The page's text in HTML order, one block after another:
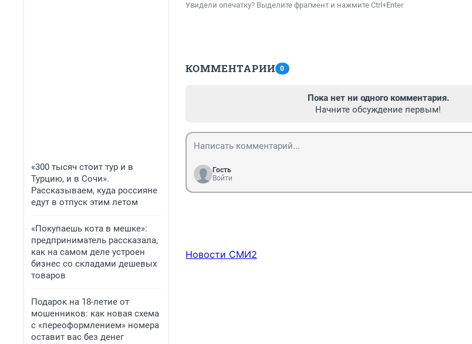
«300 тысяч стоит тур и в
Турцию, и в Сочи».
Рассказываем, куда россияне
едут в отпуск этим летом
«Покупаешь кота в мешке»:
предприниматель рассказала,
как на самом деле устроен
бизнес со складами дешевых
товаров
Подарок на 18-летие от
мошенников: как новая схема
с «переоформлением» номера
оставит вас без денег
Увидели опечатку? Выделите фрагмент и нажмите Ctrl+Enter
КОММЕНТАРИИ 0
Пока нет ни одного комментария.
Начните обсуждение первым!
Гость
Войти
Новости СМИ2